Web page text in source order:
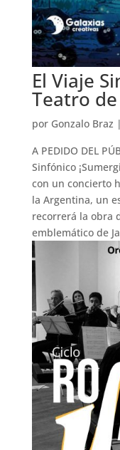
El Viaje
Teatro
por Gonzalo Braz |
A PEDIDO DEL
Sinfónico
con un concierto
la Argentina, un
recorrerá la obra
emblemático de